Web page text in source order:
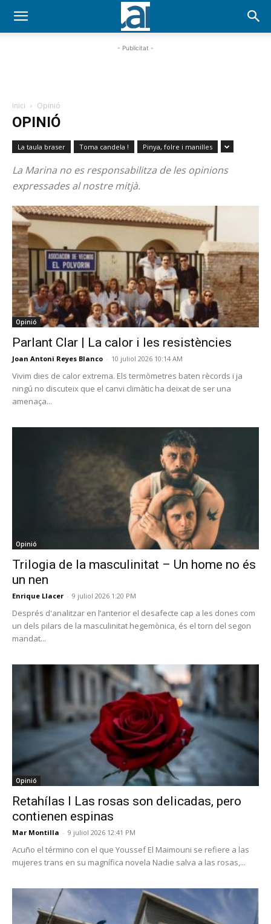
- Publicitat -
Inici Opinió
OPINIÓ
La taula braser Toma candela ! Pinya, folre i manilles
La Marina no es responsabilitza de les opinions
expressades al nostre mitjà.
Opinió
Parlant Clar | La calor i les resistències
Joan Antoni Reyes Blanco - 10 juliol 2026 10:14 AM
Vivim dies de calor extrema. Els termòmetres baten rècords i ja
ningú no discuteix que el canvi climàtic ha deixat de ser una
amenaça...
Opinió
Trilogia de la masculinitat – Un home no és
un nen
Enrique Llacer - 9 juliol 2026 1:20 PM
Després d'analitzar en l’anterior el desafecte cap a les dones com
un dels pilars de la masculinitat hegemònica, és el torn del segon
mandat...
Opinió
Retahílas l Las rosas son delicadas, pero
contienen espinas
Mar Montilla - 9 juliol 2026 12:41 PM
Acuño el término con el que Youssef El Maimouni se refiere a las
mujeres trans en su magnífica novela Nadie salva a las rosas,...